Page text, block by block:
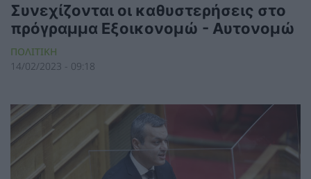
Συνεχίζονται οι καθυστερήσεις στο
πρόγραμμα Εξοικονομώ - Αυτονομώ
ΠΟΛΙΤΙΚΗ
14/02/2023 - 09:18